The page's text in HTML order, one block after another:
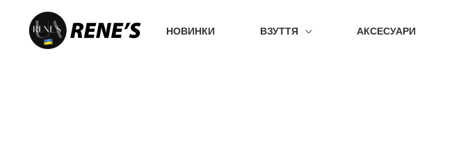
Перейти
НОВИНКИ ВЗУТТЯ АКСЕСУАРИ